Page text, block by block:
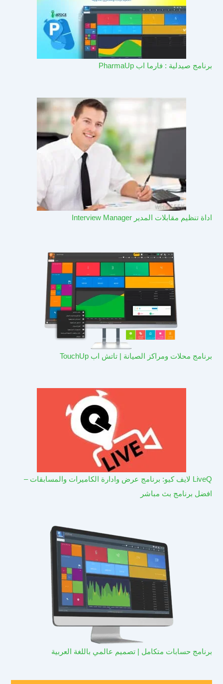
برنامج صيدلية : فارما اب PharmaUp​
اداة تنظيم مقابلات المدير Interview Manager
برنامج محلات ومراكز الصيانة | تاتش اب TouchUp
LiveQ لايف كيو: برنامج عرض وادارة الكاميرات والمسابقات –
افضل برنامج بث مباشر
برنامج حسابات متكامل | تصميم عالمي باللغة العربية